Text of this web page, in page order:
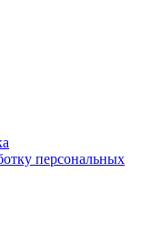
персональных